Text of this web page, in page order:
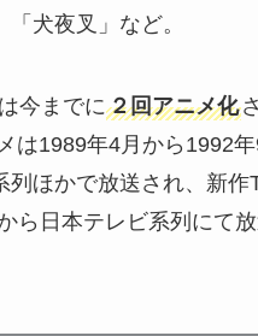
「犬夜叉」など。
今までに２回アニメ化
は1989年4月から1992
列ほかで放送され、新作
ら日本テレビ系列にて